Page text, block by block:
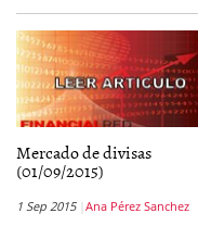
Mercado de divisas
(01/09/2015)
1 Sep 2015 Ana Pérez Sanchez